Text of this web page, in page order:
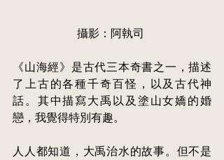
攝影：阿執司
《山海經》是古代三本奇書之一，描述
了上古的各種千奇百怪，以及古代神
話。其中描寫大禹以及塗山女嬌的婚
戀，我覺得特別有趣。
人人都知道，大禹治水的故事。但不是